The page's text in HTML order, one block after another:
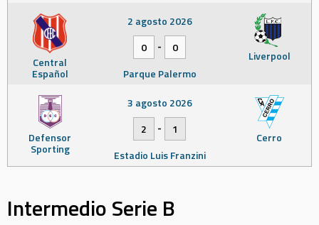
Central
Español
Liverpool
2 agosto 2026
0
-
0
Parque Palermo
Defensor
Sporting
Cerro
3 agosto 2026
2
-
1
Estadio Luis Franzini
Intermedio Serie B